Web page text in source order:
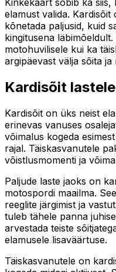
Kinkekaart sobib ka
elamust valida.
kõnetada paljusid, kuid
kingitusena
motohuvilisele kui ka
argipäevast välja sõita
Kardisõit
Kardisõit on üks neist
erinevas vanuses
võimalus kogeda
rajal. Täiskasvanutele
võistlusmomenti ja
Paljude laste jaoks on
motospordi maailma.
reeglite järgimist ja
tuleb tähele panna
arvestada teiste
elamusele lisaväärtuse.
Täiskasvanutele on